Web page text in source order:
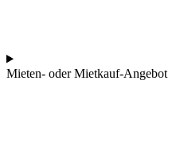
Mieten- oder Mietkauf-Angebot